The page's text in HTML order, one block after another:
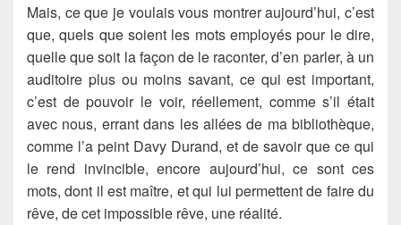
Mais, ce que je voulais vous montrer aujourd’hui, c’est
que, quels que soient les mots employés pour le dire,
quelle que soit la façon de le raconter, d’en parler, à un
auditoire plus ou moins savant, ce qui est important,
c’est de pouvoir le voir, réellement, comme s’il était
avec nous, errant dans les allées de ma bibliothèque,
comme l’a peint Davy Durand, et de savoir que ce qui
le rend invincible, encore aujourd’hui, ce sont ces
mots, dont il est maître, et qui lui permettent de faire du
rêve, de cet impossible rêve, une réalité.